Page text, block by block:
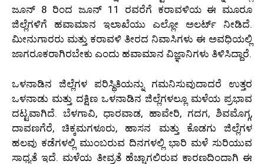
ಜೂನ್ 8 ರಿಂದ ಜೂನ್ 11 ರವರೆಗೆ ಕರಾವಳಿಯ ಈ ಮೂರೂ
ಜಿಲ್ಲೆಗಳಿಗೆ ಹವಾಮಾನ ಇಲಾಖೆಯು ಎಲ್ಲೋ ಅಲರ್ಟ್ ನೀಡಿದೆ.
ಮೀನುಗಾರರು ಮತ್ತು ಕರಾವಳಿ ತೀರದ ನಿವಾಸಿಗಳು ಈ ಅವಧಿಯಲ್ಲಿ
ಜಾಗರೂಕರಾಗಿರಬೇಕು ಎಂದು ಹವಾಮಾನ ವಿಜ್ಞಾನಿಗಳು ತಿಳಿಸಿದ್ದಾರೆ.
ಒಳನಾಡಿನ ಜಿಲ್ಲೆಗಳ ಪರಿಸ್ಥಿತಿಯನ್ನು ಗಮನಿಸುವುದಾದರೆ ಉತ್ತರ
ಒಳನಾಡು ಮತ್ತು ದಕ್ಷಿಣ ಒಳನಾಡಿನ ಜಿಲ್ಲೆಗಳಲ್ಲೂ ಮಳೆಯ ಪ್ರಭಾವ
ದಟ್ಟವಾಗಿದೆ. ಬೆಳಗಾವಿ, ಧಾರವಾಡ, ಹಾವೇರಿ, ಗದಗ, ಶಿವಮೊಗ್ಗ,
ದಾವಣಗೆರೆ, ಚಿಕ್ಕಮಗಳೂರು, ಹಾಸನ ಮತ್ತು ಕೊಡಗು ಜಿಲ್ಲೆಗಳ
ಹಲವು ಕಡೆಗಳಲ್ಲಿ ಮುಂಬರುವ ದಿನಗಳಲ್ಲಿ ಭಾರಿ ಮಳೆ ಸುರಿಯುವ
ಸಾಧ್ಯತೆ ಇದೆ. ಮಳೆಯ ತೀವ್ರತೆ ಹೆಚ್ಚಾಗಲಿರುವ ಕಾರಣದಿಂದಾಗಿ ಈ